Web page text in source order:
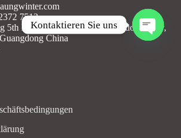
7513
5th Road, Yuanzhou Town, Boluo County,
China
Kontaktieren Sie uns